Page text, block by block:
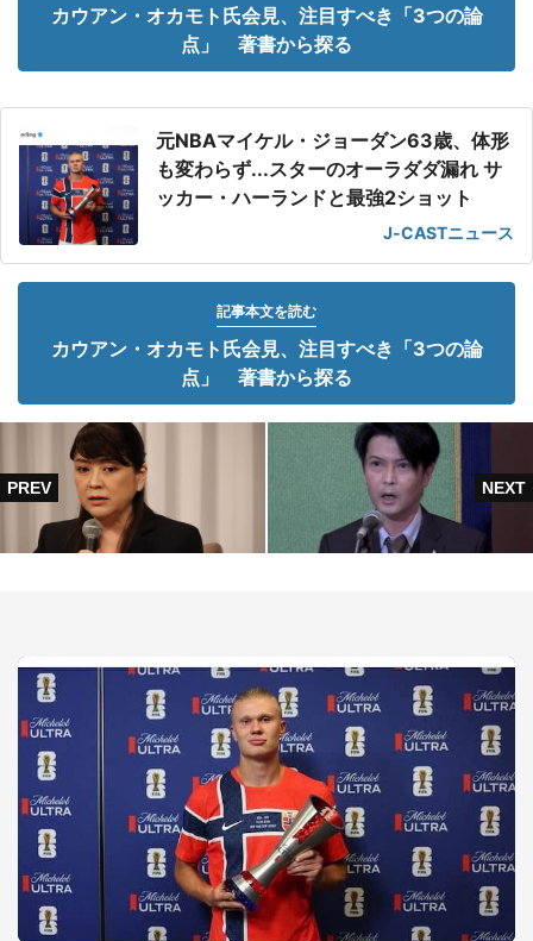
カウアン・オカモト氏会見、注目すべき「3つの論
点」 著書から探る
元NBAマイケル・ジョーダン63歳、体形
も変わらず...スターのオーラダダ漏れ サ
ッカー・ハーランドと最強2ショット
J-CASTニュース
記事本文を読む
カウアン・オカモト氏会見、注目すべき「3つの論
点」 著書から探る